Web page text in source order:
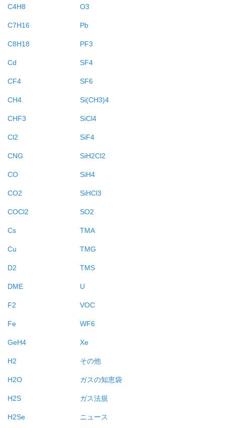
C4H8
C7H16
C8H18
Cd
CF4
CH4
CHF3
Cl2
CNG
CO
CO2
COCl2
Cs
Cu
D2
DME
F2
Fe
GeH4
H2
H2O
H2S
H2Se
O3
Pb
PF3
SF4
SF6
Si(CH3)4
SiCl4
SiF4
SiH2Cl2
SiH4
SiHCl3
SO2
TMA
TMG
TMS
U
VOC
WF6
Xe
その他
ガスの知恵袋
ガス法規
ニュース